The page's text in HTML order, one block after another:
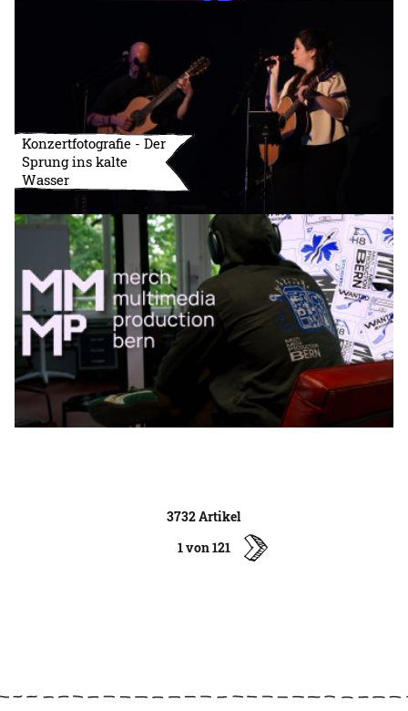
Konzertfotografie - Der
Sprung ins kalte
Wasser
3732 Artikel
1 von 121